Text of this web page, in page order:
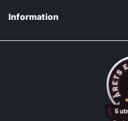
Information